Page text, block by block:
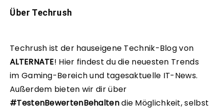
Über Techrush
Techrush ist der hauseigene Technik-Blog von
ALTERNATE! Hier findest du die neuesten Trends
im Gaming-Bereich und tagesaktuelle IT-News.
Außerdem bieten wir dir über
#TestenBewertenBehaltendie Möglichkeit, selbst